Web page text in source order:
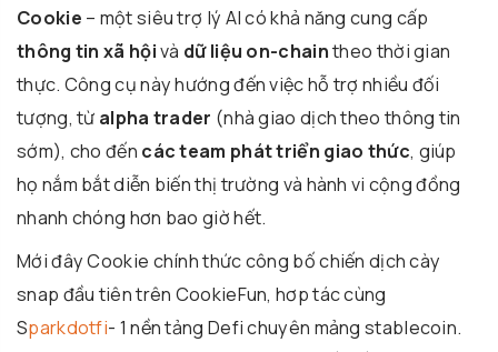
Cookie – một siêu trợ lý AI có khả năng cung cấp
thông tin xã hộivà dữ liệu on-chaintheo thời gian
thực. Công cụ này hướng đến việc hỗ trợ nhiều đối
tượng, từ alpha trader (nhà giao dịch theo thông tin
sớm), cho đến các team phát triển giao thức, giúp
họ nắm bắt diễn biến thị trường và hành vi cộng đồng
nhanh chóng hơn bao giờ hết.
Mới đây Cookie chính thức công bố chiến dịch cày
snap đầu tiên trên CookieFun, hơp tác cùng
Sparkdotfi- 1 nền tảng Defi chuyên mảng stablecoin.